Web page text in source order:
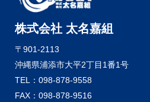
株式会社 太名嘉組
〒901-2113
沖縄県浦添市大平2丁目1番1号
TEL：098-878-9558
FAX：098-878-9516